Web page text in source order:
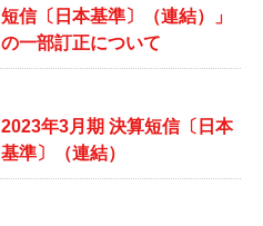
短信〔日本基準〕（連結）」
の一部訂正について
2023年3月期 決算短信〔日本
基準〕（連結）